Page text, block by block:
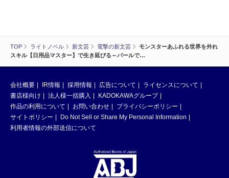
TOP ライトノベル 新文芸 電撃の新文芸
モンスターあふれる世界を外れ
スキル【日用品マスター】で生き延びる～バールで…
会社概要 IR情報 採用情報 広告について
ライセンスについて
書店様向け
法人様一括購入
KADOKAWAグループ
作品の利用について
お問い合わせ
プライバシーポリシー
サイトポリシー
Do Not Sell or Share My Personal Information
利用者情報の外部送信について